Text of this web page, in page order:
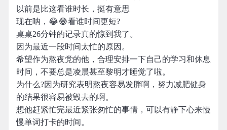
以前是比这看谁时长，挺有意思
现在呐，😂😂看谁时间更短?
桌桌26分钟的记录真的惊到我了。
因为最近一段时间太忙的原因。
希望作为熬夜党的他，合理安排一下自己的学习和休息
时间，不要总是凌晨甚至黎明才睡觉了啦。
为什么?因为研究表明熬夜容易发胖啊，努力减肥健身
的结果很容易被毁去的啊。
想他赶紧忙完最近紧张匆忙的事情，可以有静下心来慢
慢单词打卡的时间。